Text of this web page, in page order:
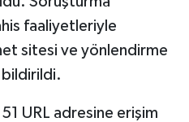
faaliyetleriyle
sitesi ve yönlendirme
URL adresine erişim